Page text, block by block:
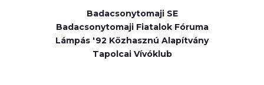
Badacsonytomaji SE
Badacsonytomaji Fiatalok Fóruma
Lámpás '92 Közhasznú Alapítvány
Tapolcai Vívóklub